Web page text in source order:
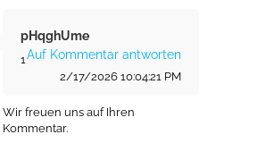
pHqghUme
Auf Kommentar antworten
1
2/17/2026 10:04:21 PM
Wir freuen uns auf Ihren
Kommentar.